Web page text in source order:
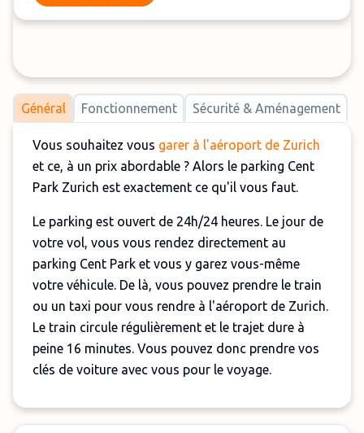
Général Fonctionnement Sécurité & Aménagement
Vous souhaitez vous garer à l'aéroport de Zurich
et ce, à un prix abordable ? Alors le parking Cent
Park Zurich est exactement ce qu'il vous faut.
Le parking est ouvert de 24h/24 heures. Le jour de
votre vol, vous vous rendez directement au
parking Cent Park et vous y garez vous-même
votre véhicule. De là, vous pouvez prendre le train
ou un taxi pour vous rendre à l'aéroport de Zurich.
Le train circule régulièrement et le trajet dure à
peine 16 minutes. Vous pouvez donc prendre vos
clés de voiture avec vous pour le voyage.
P+R et assurez-vous une place de